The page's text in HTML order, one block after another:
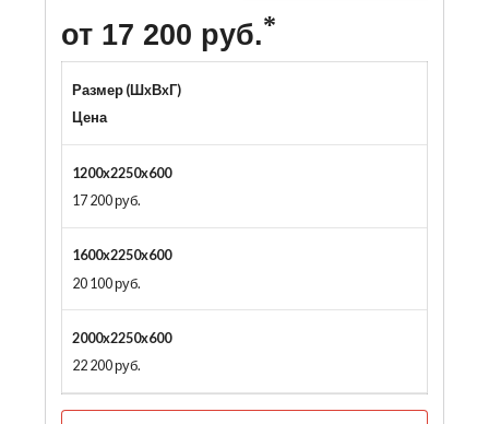
от 17 200 руб.
Размер (ШxВxГ)
Цена
1200x2250x600
17 200 руб.
1600x2250x600
20 100 руб.
2000x2250x600
22 200 руб.